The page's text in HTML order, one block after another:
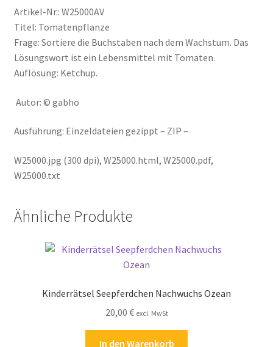
Artikel-Nr.: W25000AV
Titel: Tomatenpflanze
Frage: Sortiere die Buchstaben nach dem Wachstum. Das
Lösungswort ist ein Lebensmittel mit Tomaten.
Auflösung: Ketchup.
Autor: © gabho
Ausführung: Einzeldateien gezippt – ZIP –
W25000.jpg (300 dpi), W25000.html, W25000.pdf,
W25000.txt
Ähnliche Produkte
Kinderrätsel Seepferdchen Nachwuchs Ozean
20,00 € excl. MwSt
In den Warenkorb